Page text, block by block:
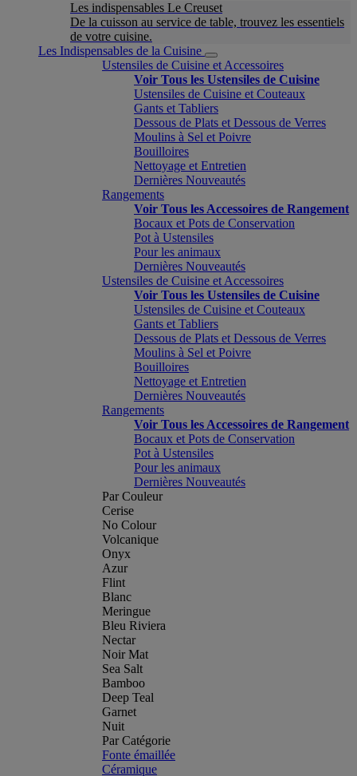
Les indispensables Le Creuset
De la cuisson au service de table, trouvez les essentiels
de votre cuisine.
Les Indispensables de la Cuisine
Ustensiles de Cuisine et Accessoires
Voir Tous les Ustensiles de Cuisine
Ustensiles de Cuisine et Couteaux
Gants et Tabliers
Dessous de Plats et Dessous de Verres
Moulins à Sel et Poivre
Bouilloires
Nettoyage et Entretien
Dernières Nouveautés
Rangements
Voir Tous les Accessoires de Rangement
Bocaux et Pots de Conservation
Pot à Ustensiles
Pour les animaux
Dernières Nouveautés
Ustensiles de Cuisine et Accessoires
Voir Tous les Ustensiles de Cuisine
Ustensiles de Cuisine et Couteaux
Gants et Tabliers
Dessous de Plats et Dessous de Verres
Moulins à Sel et Poivre
Bouilloires
Nettoyage et Entretien
Dernières Nouveautés
Rangements
Voir Tous les Accessoires de Rangement
Bocaux et Pots de Conservation
Pot à Ustensiles
Pour les animaux
Dernières Nouveautés
Par Couleur
Cerise
No Colour
Volcanique
Onyx
Azur
Flint
Blanc
Meringue
Bleu Riviera
Nectar
Noir Mat
Sea Salt
Bamboo
Deep Teal
Garnet
Nuit
Par Catégorie
Fonte émaillée
Céramique